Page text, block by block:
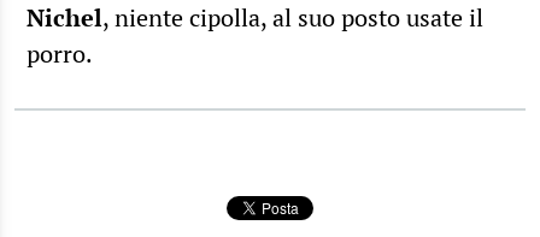
Nichel, niente cipolla, al suo posto usate il
porro.